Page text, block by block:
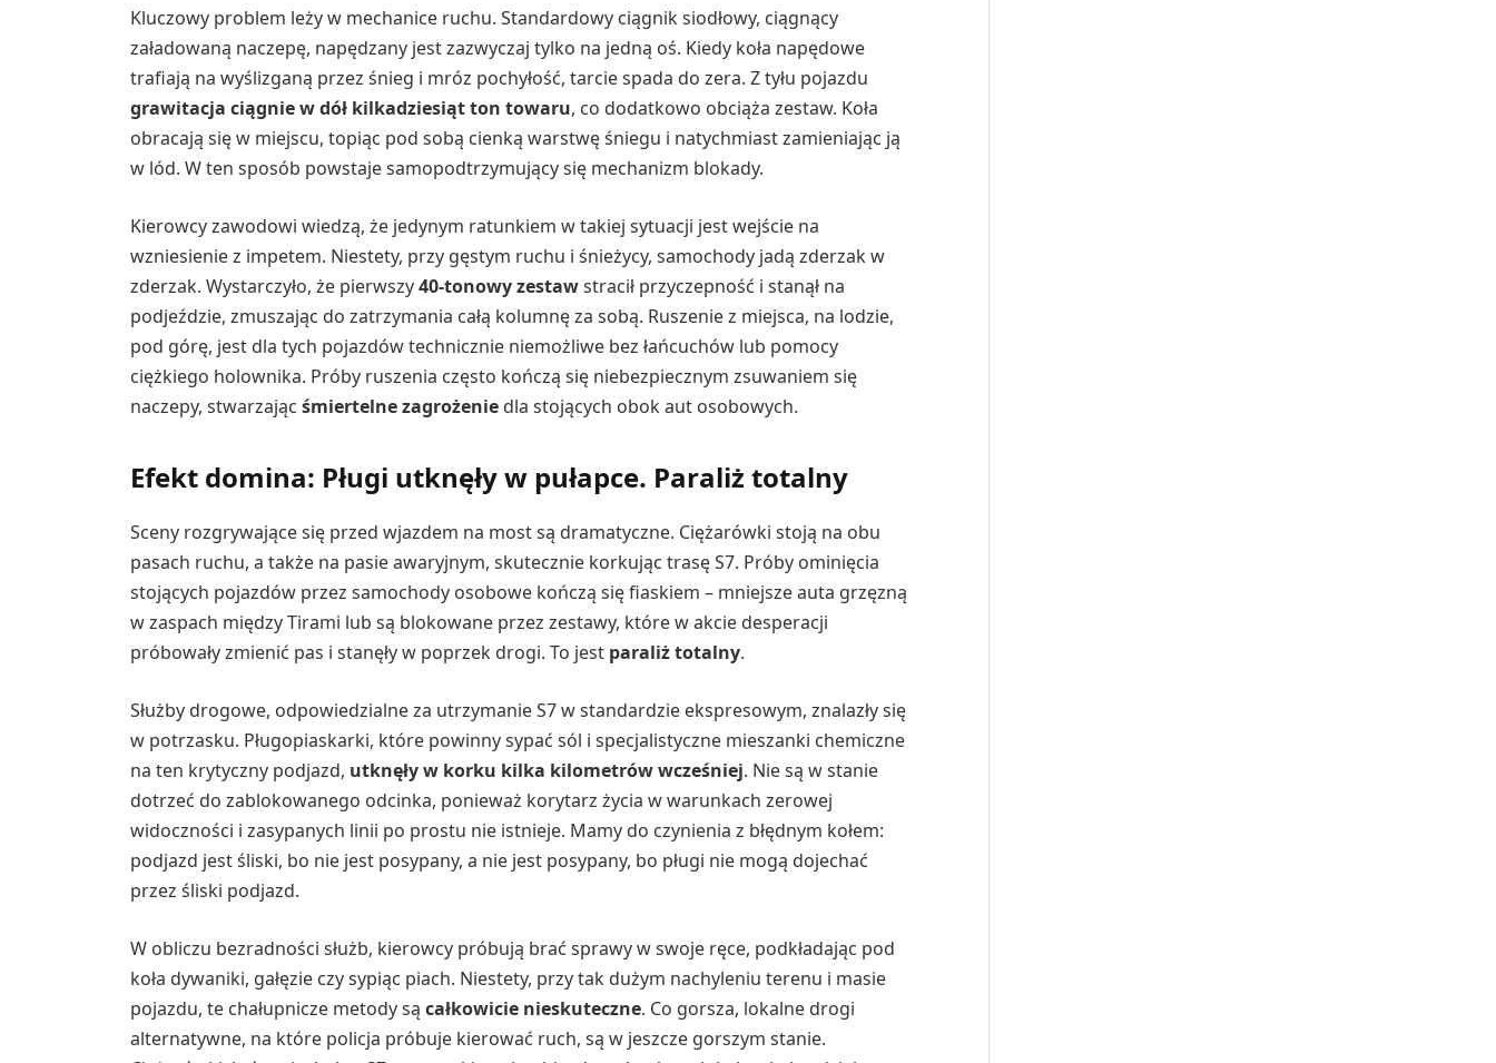
Kluczowy problem leży w mechanice ruchu. Standardowy ciągnik siodłowy, ciągnący
załadowaną naczepę, napędzany jest zazwyczaj tylko na jedną oś. Kiedy koła napędowe
trafiają na wyślizganą przez śnieg i mróz pochyłość, tarcie spada do zera. Z tyłu pojazdu
grawitacja ciągnie w dół kilkadziesiąt ton towaru, co dodatkowo obciąża zestaw. Koła
obracają się w miejscu, topiąc pod sobą cienką warstwę śniegu i natychmiast zamieniając ją
w lód. W ten sposób powstaje samopodtrzymujący się mechanizm blokady.
Kierowcy zawodowi wiedzą, że jedynym ratunkiem w takiej sytuacji jest wejście na
wzniesienie z impetem. Niestety, przy gęstym ruchu i śnieżycy, samochody jadą zderzak w
zderzak. Wystarczyło, że pierwszy40-tonowy zestawstracił przyczepność i stanął na
podjeździe, zmuszając do zatrzymania całą kolumnę za sobą. Ruszenie z miejsca, na lodzie,
pod górę, jest dla tych pojazdów technicznie niemożliwe bez łańcuchów lub pomocy
ciężkiego holownika. Próby ruszenia często kończą się niebezpiecznym zsuwaniem się
naczepy, stwarzającśmiertelne zagrożenie dla stojących obok aut osobowych.
Efekt domina: Pługi utknęły w pułapce. Paraliż totalny
Sceny rozgrywające się przed wjazdem na most są dramatyczne. Ciężarówki stoją na obu
pasach ruchu, a także na pasie awaryjnym, skutecznie korkując trasę S7. Próby ominięcia
stojących pojazdów przez samochody osobowe kończą się fiaskiem – mniejsze auta grzęzną
w zaspach między Tirami lub są blokowane przez zestawy, które w akcie desperacji
próbowały zmienić pas i stanęły w poprzek drogi. To jest paraliż totalny.
Służby drogowe, odpowiedzialne za utrzymanie S7 w standardzie ekspresowym, znalazły się
w potrzasku. Pługopiaskarki, które powinny sypać sól i specjalistyczne mieszanki chemiczne
na ten krytyczny podjazd, utknęły w korku kilka kilometrów wcześniej. Nie są w stanie
dotrzeć do zablokowanego odcinka, ponieważ korytarz życia w warunkach zerowej
widoczności i zasypanych linii po prostu nie istnieje. Mamy do czynienia z błędnym kołem:
podjazd jest śliski, bo nie jest posypany, a nie jest posypany, bo pługi nie mogą dojechać
przez śliski podjazd.
W obliczu bezradności służb, kierowcy próbują brać sprawy w swoje ręce, podkładając pod
koła dywaniki, gałęzie czy sypiąc piach. Niestety, przy tak dużym nachyleniu terenu i masie
pojazdu, te chałupnicze metody sącałkowicie nieskuteczne. Co gorsza, lokalne drogi
alternatywne, na które policja próbuje kierować ruch, są w jeszcze gorszym stanie.